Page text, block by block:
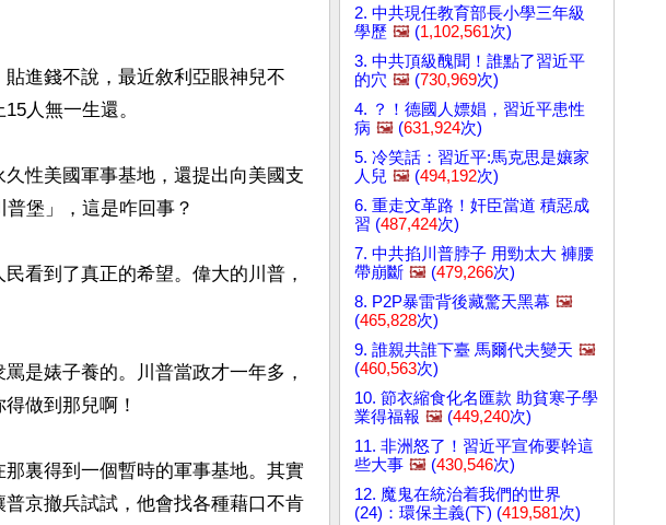
進錢不說，最近敘利亞眼神兒不
人無一生還。
性美國軍事基地，還提出向美國支
堡」，這是咋回事？
看到了真正的希望。偉大的川普，
是婊子養的。川普當政才一年多，
做到那兒啊！
裏得到一個暫時的軍事基地。其實
京撤兵試試，他會找各種藉口不肯
2. 中共現任教育部長小學三年級
學歷 🖼️ (1,102,561次)
3. 中共頂級醜聞！誰點了習近平
的穴 🖼️ (730,969次)
4. ？！德國人嫖娼，習近平患性
病 🖼️ (631,924次)
5. 冷笑話：習近平:馬克思是孃家
人兒 🖼️ (494,192次)
6. 重走文革路！奸臣當道 積惡成
習 (487,424次)
7. 中共掐川普脖子 用勁太大 褲腰
帶崩斷 🖼️ (479,266次)
8. P2P暴雷背後藏驚天黑幕 🖼️
(465,828次)
9. 誰親共誰下臺 馬爾代夫變天 🖼️
(460,563次)
10. 節衣縮食化名匯款 助貧寒子學
業得福報 🖼️ (449,240次)
11. 非洲怒了！習近平宣佈要幹這
些大事 🖼️ (430,546次)
12. 魔鬼在統治着我們的世界
(24)：環保主義(下) (419,581次)